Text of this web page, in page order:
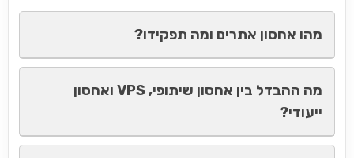
מהו אחסון אתרים ומה תפקידו?
מה ההבדל בין אחסון שיתופי, VPS ואחסון
ייעודי?